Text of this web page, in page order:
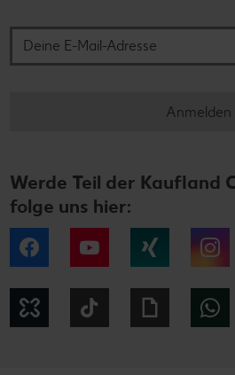
Anmelden
Werde Teil der Kaufland
folge uns hier:
Facebook YouTube
Kununu Giphy